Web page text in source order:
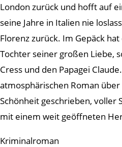
London zurück und hofft auf
seine Jahre in Italien nie
Florenz zurück. Im Gepäck
Tochter seiner großen Liebe,
Cress und den Papagei
atmosphärischen Roman
Schönheit geschrieben, voller
mit einem weit geöffneten
Kriminalroman